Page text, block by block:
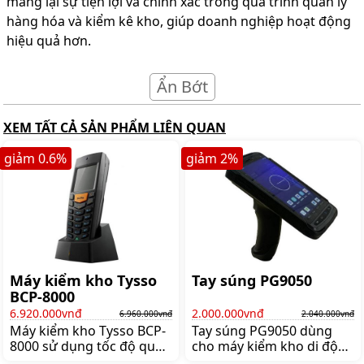
hàng hóa và kiểm kê kho, giúp doanh nghiệp hoạt động
hiệu quả hơn.
Ẩn Bớt
XEM TẤT CẢ SẢN PHẨM LIÊN QUAN
Máy kiểm kho Tysso
BCP-8000
6.920.000vnđ 6.960.000vnđ
Máy kiểm kho Tysso BCP-
8000 sử dụng tốc độ quét
giảm 0.6%
Tay súng PG9050
2.000.000vnđ 2.040.000vnđ
Tay súng PG9050 dùng
cho máy kiểm kho di động
giảm 2%